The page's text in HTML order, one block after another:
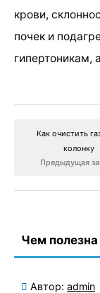
крови,
почек и
Как очистить
колонку
Предыдущая
Чем полезна
Автор: admin